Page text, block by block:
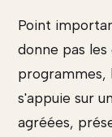
Point
donne pas
programmes,
s'appuie sur
agréées,